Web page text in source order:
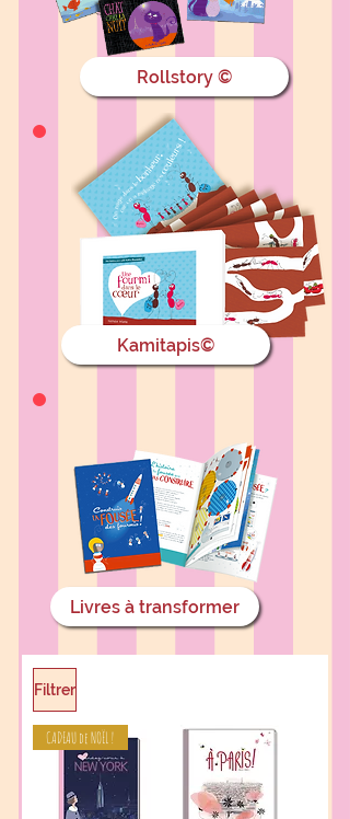
Rollstory ©
Kamitapis©
Livres à transformer
Filtrer
CADEAU de NOËL !